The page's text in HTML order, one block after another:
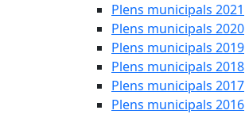
Plens municipals 2021
Plens municipals 2020
Plens municipals 2019
Plens municipals 2018
Plens municipals 2017
Plens municipals 2016